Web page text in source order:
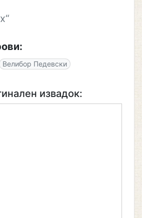
Велибор Педевски
извадок: